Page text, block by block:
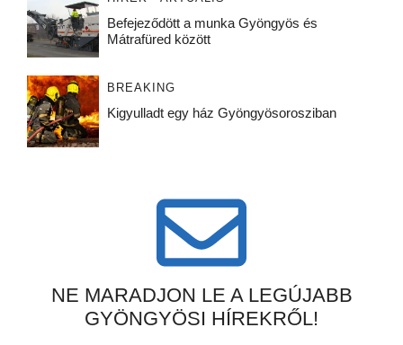
Befejeződött a munka Gyöngyös és
Mátrafüred között
BREAKING
Kigyulladt egy ház Gyöngyösorosziban
NE MARADJON LE A LEGÚJABB
GYÖNGYÖSI HÍREKRŐL!